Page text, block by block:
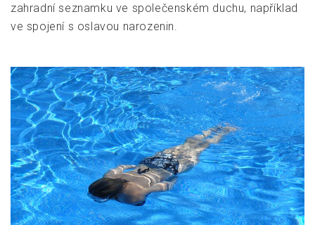
zahradní seznamku ve společenském duchu, například
ve spojení s oslavou narozenin.